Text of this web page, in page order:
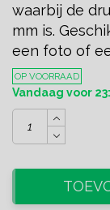
waarbij de
mm is.
een foto of
OP VOORRAAD
Vandaag voor